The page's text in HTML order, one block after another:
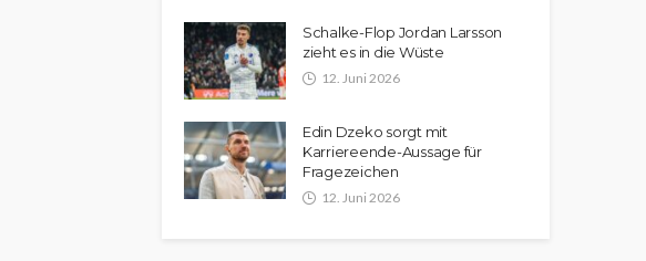
Schalke-Flop Jordan Larsson
zieht es in die Wüste
12. Juni 2026
Edin Dzeko sorgt mit
Karriereende-Aussage für
Fragezeichen
12. Juni 2026